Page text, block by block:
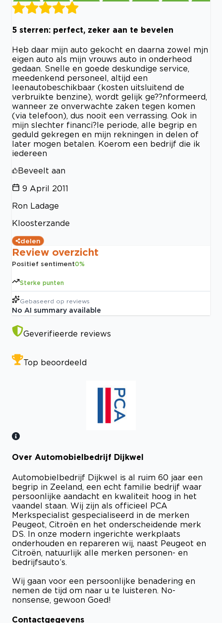
5 sterren: perfect, zeker aan te bevelen
Heb daar mijn auto gekocht en daarna zowel mjn
eigen auto als mijn vrouws auto in onderheod
gedaan. Snelle en goede deskundige service,
meedenkend personeel, altijd een
leenautobeschikbaar (kosten uitsluitend de
verbruikte benzine), wordt gelijk ge??nformeerd,
wanneer ze onverwachte zaken tegen komen
(via telefoon), dus nooit een verrassing. Ook in
mijn slechter financi?le periode, alle begrip en
geduld gekregen en mijn rekningen in delen of
later mogen betalen. Koerom een bedrijf die ik
iedereen
Beveelt aan
9 April 2011
Ron Ladage
Kloosterzande
delen
Review overzicht
Positief sentiment0%
Sterke punten
Gebaseerd op reviews
No AI summary available
Geverifieerde reviews
Top beoordeeld
Bekijk certificaat
Over Automobielbedrijf Dijkwel
Automobielbedrijf Dijkwel is al ruim 60 jaar een
begrip in Zeeland, een echt familie bedrijf waar
persoonlijke aandacht en kwaliteit hoog in het
vaandel staan. Wij zijn als officieel PCA
Merkspecialist gespecialiseerd in de merken
Peugeot, Citroën en het onderscheidende merk
DS. In onze modern ingerichte werkplaats
onderhouden en repareren wij, naast Peugeot en
Citroën, natuurlijk alle merken personen- en
bedrijfsauto’s.
Wij gaan voor een persoonlijke benadering en
nemen de tijd om naar u te luisteren. No-
nonsense, gewoon Goed!
Contactgegevens